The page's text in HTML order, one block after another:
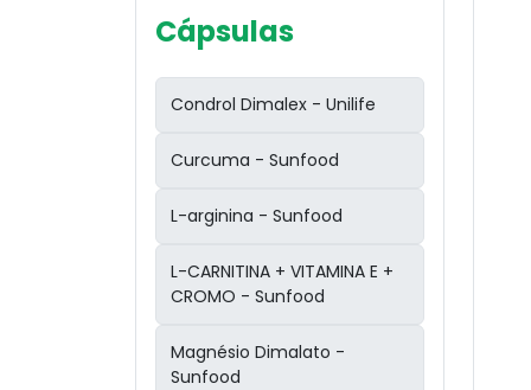
Cápsulas
Condrol Dimalex - Unilife
Curcuma - Sunfood
L-arginina - Sunfood
L-CARNITINA + VITAMINA E +
CROMO - Sunfood
Magnésio Dimalato -
Sunfood